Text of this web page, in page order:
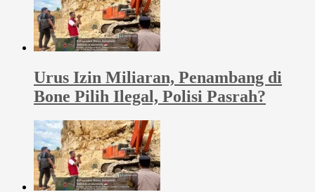
Urus Izin Miliaran, Penambang di
Bone Pilih Ilegal, Polisi Pasrah?